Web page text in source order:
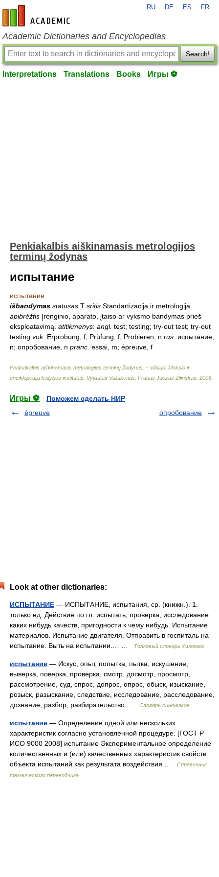
en-academic.com
RU DE ES FR
Academic Dictionaries and Encyclopedias
Search!
Interpretations Translations Books Игры ⚽
Penkiakalbis aiškinamasis metrologijos
terminų žodynas
испытание
испытание
išbandymas statusas T sritis Standartizacija ir metrologija
apibrėžtis Įrenginio, aparato, įtaiso ar vyksmo bandymas prieš
eksploatavimą. atitikmenys: angl. test; testing; try-out test; try-out
testing vok. Erprobung, f; Prüfung, f; Probieren, n rus. испытание,
n; опробование, n pranc. essai, m; épreuve, f
Penkiakalbis aiškinamasis metrologijos terminų žodynas. – Vilnius: Mokslo ir
enciklopedijų leidybos institutas Vytautas Valiukėnas, Pranas Juozas Žilinskas 2006
Игры ⚽
Поможем сделать НИР
épreuve
опробование
Look at other dictionaries:
ИСПЫТАНИЕ — ИСПЫТАНИЕ, испытания, ср. (книжн.). 1.
только ед. Действие по гл. испытать, проверка, исследование
каких нибудь качеств, пригодности к чему нибудь. Испытание
материалов. Испытание двигателя. Отправить в госпиталь на
испытание. Быть на испытании.… …
Толковый словарь Ушакова
испытание — Искус, опыт, попытка, пытка, искушение,
выверка, поверка, проверка, смотр, досмотр, просмотр,
рассмотрение, суд, спрос, допрос, опрос, обыск, изыскание,
розыск, разыскание, следствие, исследование, расследование,
дознание, разбор, разбирательство …
Словарь синонимов
испытание — Определение одной или нескольких
характеристик согласно установленной процедуре. [ГОСТ Р
ИСО 9000 2008] испытание Экспериментальное определение
количественных и (или) качественных характеристик свойств
объекта испытаний как результата воздействия …
Справочник
технического переводчика